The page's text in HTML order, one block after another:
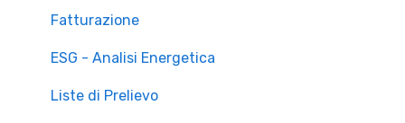
Fatturazione
ESG - Analisi Energetica
Liste di Prelievo